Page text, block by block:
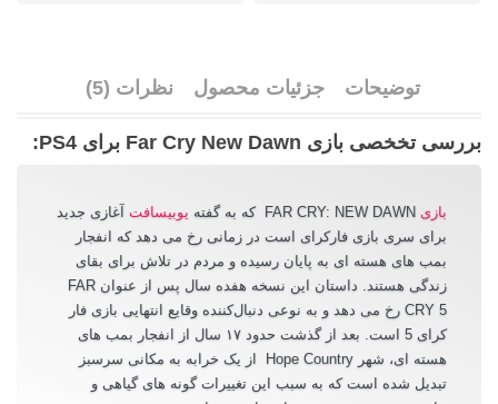
توضیحات جزئیات محصول نظرات (5)
بررسی تخخصی بازی Far Cry New Dawn برای PS4:
بازی FAR CRY: NEW DAWN که به گفته یوبیسافت آغازی جدید
برای سری بازی فارکرای است در زمانی رخ می دهد که انفجار
بمب های هسته ای به پایان رسیده و مردم در تلاش برای بقای
زندگی هستند. داستان این نسخه هفده سال پس از عنوان FAR
CRY 5 رخ می دهد و به نوعی دنبال‌کننده وقایع انتهایی بازی فار
کرای 5 است
. بعد از گذشت حدود ۱۷ سال از انفجار بمب های
هسته ای، شهر Hope Country
از یک خرابه به مکانی سرسبز
تبدیل شده است که به سبب این تغییرات گونه های گیاهی و